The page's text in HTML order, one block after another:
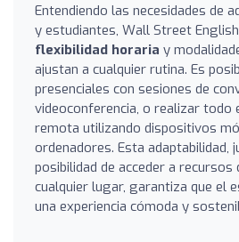
Entendiendo las necesidades de
y estudiantes, Wall Street
flexibilidad horaria y
ajustan a cualquier rutina. Es
presenciales con sesiones de
videoconferencia, o realizar todo
remota utilizando dispositivos
ordenadores. Esta adaptabilidad,
posibilidad de acceder a recursos
cualquier lugar, garantiza que el
una experiencia cómoda y